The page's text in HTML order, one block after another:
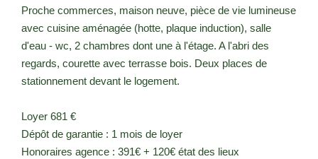
Proche commerces, maison neuve, pièce de vie lumineuse
avec cuisine aménagée (hotte, plaque induction), salle
d'eau - wc, 2 chambres dont une à l'étage. A l'abri des
regards, courette avec terrasse bois. Deux places de
stationnement devant le logement.
Loyer 681 €
Dépôt de garantie : 1 mois de loyer
Honoraires agence : 391€ + 120€ état des lieux